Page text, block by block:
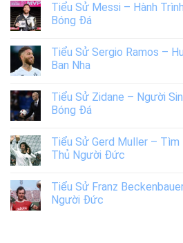
Tiểu Sử Messi – Hành
Bóng Đá
Tiểu Sử Sergio Ramos –
Ban Nha
Tiểu Sử Zidane – Người
Bóng Đá
Tiểu Sử Gerd Muller – Tìm
Thủ Người Đức
Tiểu Sử Franz
Người Đức